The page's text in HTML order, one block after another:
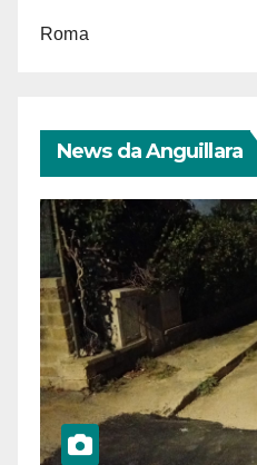
Roma
News da Anguillara